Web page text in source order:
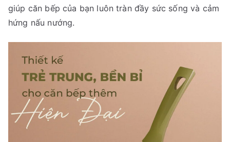
giúp căn bếp của bạn luôn tràn đầy sức sống và cảm
hứng nấu nướng.